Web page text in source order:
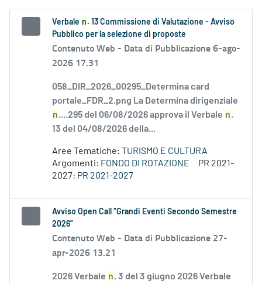
Verbale n . 13 Commissione di Valutazione - Avviso
Pubblico per la selezione di proposte
Contenuto Web - Data di Pubblicazione 6-ago-
2026 17.31
058_DIR_2026_00295_Determina card
portale_FDR_2.png La Determina dirigenziale
n....295 del 06/08/2026 approva il Verbale n.
13 del 04/08/2026 della...
Aree Tematiche: TURISMO E CULTURA
Argomenti: FONDO DI ROTAZIONE
PR 2021-
2027: PR 2021-2027
Avviso Open Call “Grandi Eventi Secondo Semestre
2026”
Contenuto Web - Data di Pubblicazione 27-
apr-2026 13.21
2026 Verbale n. 3 del 3 giugno 2026 Verbale